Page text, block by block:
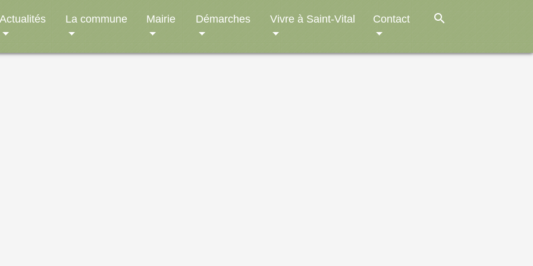
Actualités La commune Mairie Démarches Vivre à Saint-Vital Contact search